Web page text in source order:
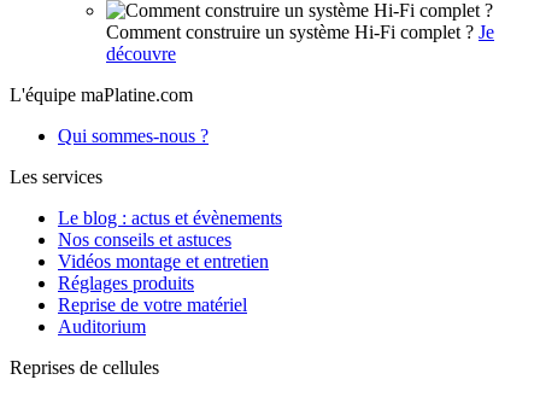
Comment construire un système Hi-Fi complet ? Je
découvre
L'équipe maPlatine.com
Qui sommes-nous ?
Les services
Le blog : actus et évènements
Nos conseils et astuces
Vidéos montage et entretien
Réglages produits
Reprise de votre matériel
Auditorium
Reprises de cellules